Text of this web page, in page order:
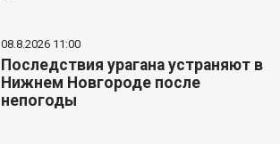
08.8.2026 11:00
Последствия урагана устраняют в
Нижнем Новгороде после
непогоды